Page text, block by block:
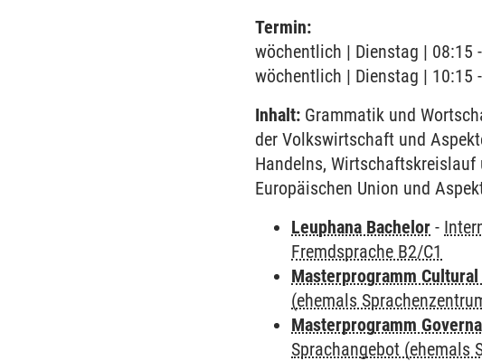
Termin:
wöchentlich | Dienstag | 08:15
wöchentlich | Dienstag | 10:15
Inhalt: Grammatik und
der Volkswirtschaft und
Handelns,
Europäischen Union und
Leuphana Bachelor -
Fremdsprache B2/C1
Masterprogramm
(ehemals
Masterprogramm
Sprachangebot (ehemals